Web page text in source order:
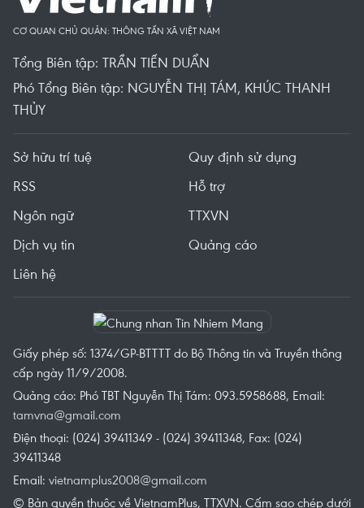
CƠ QUAN CHỦ QUẢN: THÔNG TẤN XÃ VIỆT NAM
Tổng Biên tập: TRẦN TIẾN DUẨN
Phó Tổng Biên tập: NGUYỄN THỊ TÁM, KHÚC THANH
THỦY
Sở hữu trí tuệ
Quy định sử dụng
RSS
Hỗ trợ
Ngôn ngữ
TTXVN
Dịch vụ tin
Quảng cáo
Liên hệ
Giấy phép số: 1374/GP-BTTTT do Bộ Thông tin và Truyền thông
cấp ngày 11/9/2008.
Quảng cáo: Phó TBT Nguyễn Thị Tám: 093.5958688, Email:
tamvna@gmail.com
Điện thoại: (024) 39411349 - (024) 39411348, Fax: (024)
39411348
Email: vietnamplus2008@gmail.com
© Bản quyền thuộc về VietnamPlus, TTXVN. Cấm sao chép dưới